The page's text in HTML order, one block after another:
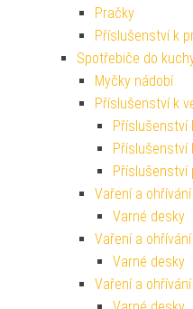
Pračky
Příslušenství k
Spotřebiče do
Myčky nádobí
Příslušenství k
Příslušenství
Příslušenství
Příslušenství
Vaření a ohřívání
Varné desky
Vaření a ohřívání
Varné desky
Vaření a ohřívání